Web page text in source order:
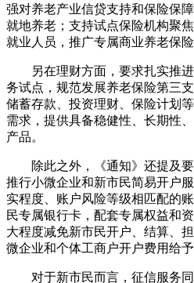
强对养老产业信贷支持和保险保
就地养老；支持试点保险机构聚
就业人员，推广专属商业养老保险
另在理财方面，要求扎实推
务试点，规范发展养老保险第三
储蓄存款、投资理财、保险计划
需求，提供具备稳健性、长期性
产品。
除此之外，《通知》还提及
推行小微企业和新市民简易开户
实程度、账户风险等级相匹配的
民专属银行卡，配套专属权益和
大程度减免新市民开户、结算、
微企业和个体工商户开户费用给予
对于新市民而言，征信服务